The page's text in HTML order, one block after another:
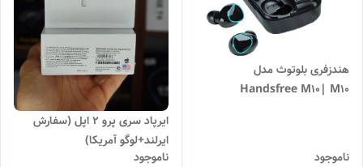
هندزفری بلوتوث مدل
Handsfree M10| M10
ناموجود
ایرپاد سری پرو 2 اپل (سفارش
ایرلند+لوگو آمریکا)
ناموجود